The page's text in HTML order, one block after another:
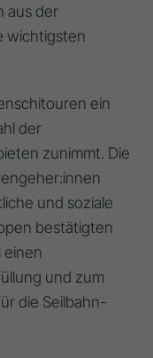
aus der
wichtigsten
ein
der
zunimmt. Die
und soziale
bestätigten
einen
und zum
die Seilbahn-